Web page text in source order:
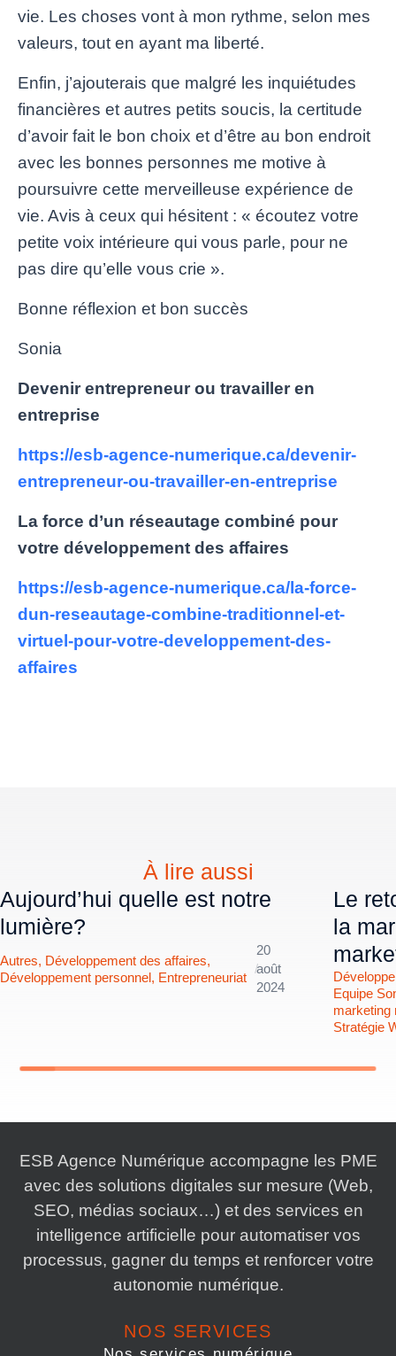
vie. Les choses vont à mon rythme, selon mes
valeurs, tout en ayant ma liberté.
Enfin, j’ajouterais que malgré les inquiétudes
financières et autres petits soucis, la certitude
d’avoir fait le bon choix et d’être au bon endroit
avec les bonnes personnes me motive à
poursuivre cette merveilleuse expérience de
vie. Avis à ceux qui hésitent : « écoutez votre
petite voix intérieure qui vous parle, pour ne
pas dire qu’elle vous crie ».
Bonne réflexion et bon succès
Sonia
Devenir entrepreneur ou travailler en
entreprise
https://esb-agence-numerique.ca/devenir-
entrepreneur-ou-travailler-en-entreprise
La force d’un réseautage combiné pour
votre développement des affaires
https://esb-agence-numerique.ca/la-force-
dun-reseautage-combine-traditionnel-et-
virtuel-pour-votre-developpement-des-
affaires
À lire aussi
Aujourd’hui quelle est notre
lumière?
Autres, Développement des affaires,
Développement personnel, Entrepreneuriat
/
20
août
2024
Le
la
Equipe
marketing
Stratégie
ESB Agence Numérique accompagne les PME
avec des solutions digitales sur mesure (Web,
SEO, médias sociaux…) et des services en
intelligence artificielle pour automatiser vos
processus, gagner du temps et renforcer votre
autonomie numérique.
NOS SERVICES